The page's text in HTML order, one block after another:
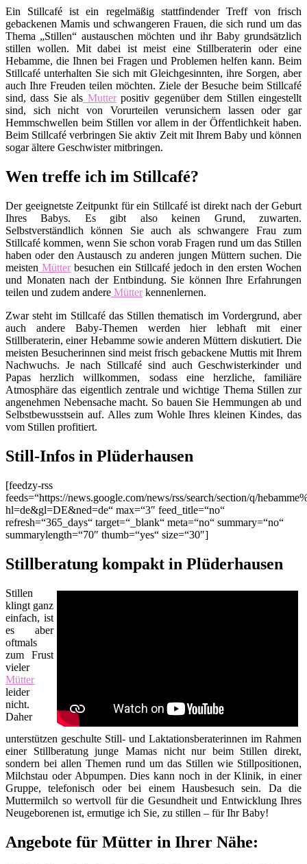
Ein Stillcafé ist ein regelmäßig stattfindender Treff von frisch
gebackenen Mamis und schwangeren Frauen, die sich rund um das
Thema „Stillen“ austauschen möchten und ihr Baby grundsätzlich
stillen wollen. Mit dabei ist meist eine Stillberaterin oder eine
Hebamme, die Ihnen bei Fragen und Problemen helfen kann. Beim
Stillcafé unterhalten Sie sich mit Gleichgesinnten, ihre Sorgen, aber
auch Ihre Freuden teilen möchten. Ziele der Besuche beim Stillcafé
sind, dass Sie als Mutterpositiv gegenüber dem Stillen eingestellt
sind, sich nicht von Vorurteilen verunsichern lassen oder gar
Hemmschwellen beim Stillen vor allem in der Öffentlichkeit haben.
Beim Stillcafé verbringen Sie aktiv Zeit mit Ihrem Baby und können
sogar ältere Geschwister mitbringen.
Wen treffe ich im Stillcafé?
Der geeignetste Zeitpunkt für ein Stillcafé ist direkt nach der Geburt
Ihres Babys. Es gibt also keinen Grund, zuwarten.
Selbstverständlich können Sie auch als schwangere Frau zum
Stillcafé kommen, wenn Sie schon vorab Fragen rund um das Stillen
haben oder den Austausch zu anderen jungen Müttern suchen. Die
meisten Mütterbesuchen ein Stillcafé jedoch in den ersten Wochen
und Monaten nach der Entbindung. Sie können Ihre Erfahrungen
teilen und zudem andere Mütterkennenlernen.
Zwar steht im Stillcafé das Stillen thematisch im Vordergrund, aber
auch andere Baby-Themen werden hier lebhaft mit einer
Stillberaterin, einer Hebamme sowie anderen Müttern diskutiert. Die
meisten Besucherinnen sind meist frisch gebackene Muttis mit Ihrem
Nachwuchs. Je nach Stillcafé sind auch Geschwisterkinder und
Papas herzlich willkommen, sodass eine herzliche, familiäre
Atmosphäre das eigentlich zentrale und wichtige Thema Stillen zur
angenehmen Nebensache macht. So bauen Sie Hemmungen ab und
Selbstbewusstsein auf. Alles zum Wohle Ihres kleinen Kindes, das
vom Stillen profitiert.
Still-Infos in Plüderhausen
[feedzy-rss
feeds=“https://news.google.com/news/rss/search/section/q/
hl=de&gl=DE&ned=de“ max=“3″ feed_title=“no“
refresh=“365_days“ target=“_blank“ meta=“no“ summary=“no“
summarylength=“70″ thumb=“yes“ size=“30″]
Stillberatung kompakt in Plüderhausen
Stillen
klingt ganz
einfach, ist
es aber
oftmals
zum Frust
vieler
Mütter
leider
nicht.
Daher
unterstützen geschulte Still- und Laktationsberaterinnen im Rahmen
einer Stillberatung junge Mamas nicht nur beim Stillen direkt,
sondern bei allen Themen rund um das Stillen wie Stillpositionen,
Milchstau oder Abpumpen. Dies kann noch in der Klinik, in einer
Gruppe, telefonisch oder bei einem Hausbesuch sein. Da die
Muttermilch so wertvoll für die Gesundheit und Entwicklung Ihres
Neugeborenen ist, ermutige ich Sie, zu stillen – für Ihr Baby!
Angebote für Mütter in Ihrer Nähe: